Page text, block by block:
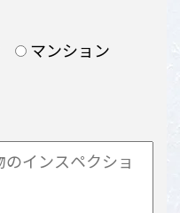
マンション